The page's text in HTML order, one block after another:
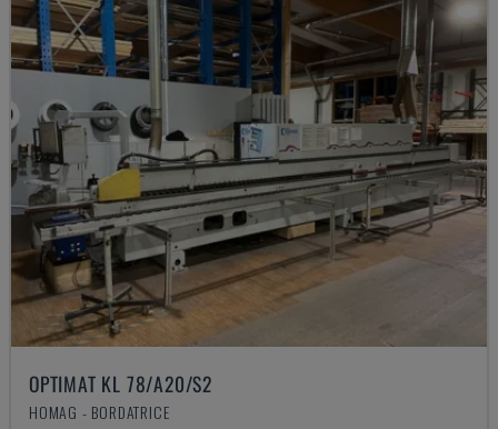
OPTIMAT KL 78/A20/S2
HOMAG - BORDATRICE